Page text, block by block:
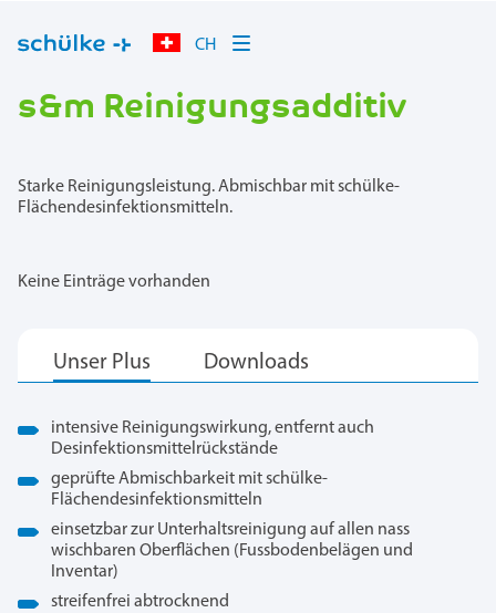
CH
Keine Einträge vorhanden
s&m Reinigungsadditiv
Starke Reinigungsleistung. Abmischbar mit schülke-
Flächendesinfektionsmitteln.
intensive Reinigungswirkung, entfernt auch
Desinfektionsmittelrückstände
geprüfte Abmischbarkeit mit schülke-
Flächendesinfektionsmitteln
einsetzbar zur Unterhaltsreinigung auf allen nass
wischbaren Oberflächen (Fussbodenbelägen und
Inventar)
streifenfrei abtrocknend